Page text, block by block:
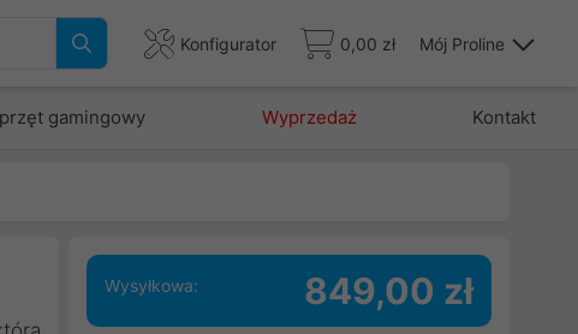
Konfigurator 0,00 zł Mój Proline
gamingowy Wyprzedaż Kontakt
Wysyłkowa: 849,00 zł